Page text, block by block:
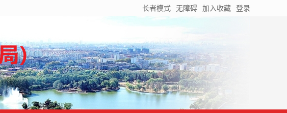
长者模式 无障碍 加入收藏 登录